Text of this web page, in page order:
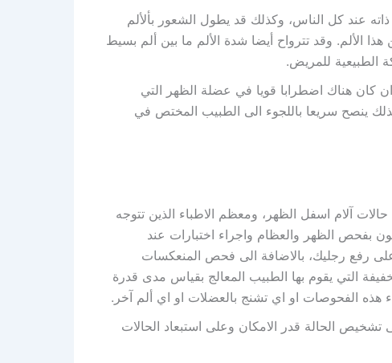
عند كل الناس، وكذلك قد يطول الشعور بألألم
هذا الألم. وقد تترواح أيضا شدة الألم ما بين ألم بسيط
الطبيعية للمريض.
كان هناك اضطرابا قويا في عضلة الظهر التي
ينصح سريعا باللجوء الى الطبيب المختص في
آلام اسفل الظهر، ومعظم الاطباء الذين تتوجه
بفحص الظهر والعظام واجراء اختبارات عند
رفع رجليك، بالاضافة الى فحص المنعكسات
التي يقوم بها الطبيب المعالج بقياس مدى قدرة
هذه الفحوصات او اي تشنج بالعضلات او اي ألم آخر.
الحالة قدر الامكان وعلى استبعاد الحالات